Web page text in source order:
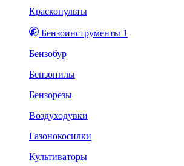
Краскопульты
Бензоинструменты 1
Бензобур
Бензопилы
Бензорезы
Воздуходувки
Газонокосилки
Культиваторы